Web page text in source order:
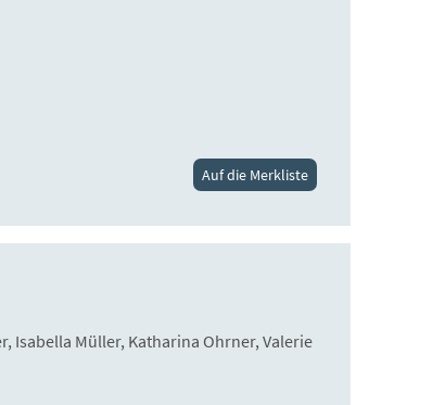
Auf die Merkliste
Isabella Müller, Katharina Ohrner, Valerie